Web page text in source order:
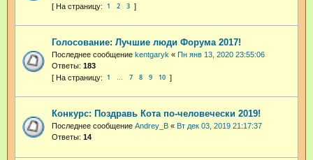
1 2 3
Голосование: Лучшие люди Форума 2017!
Последнее сообщение kentgaryk « Пн янв 13, 2020 23:55:06
Ответы: 183
1 … 7 8 9 10
Конкурс: Поздравь Кота по-человечески 2019!
Последнее сообщение Andrey_B « Вт дек 03, 2019 21:17:37
Ответы: 14